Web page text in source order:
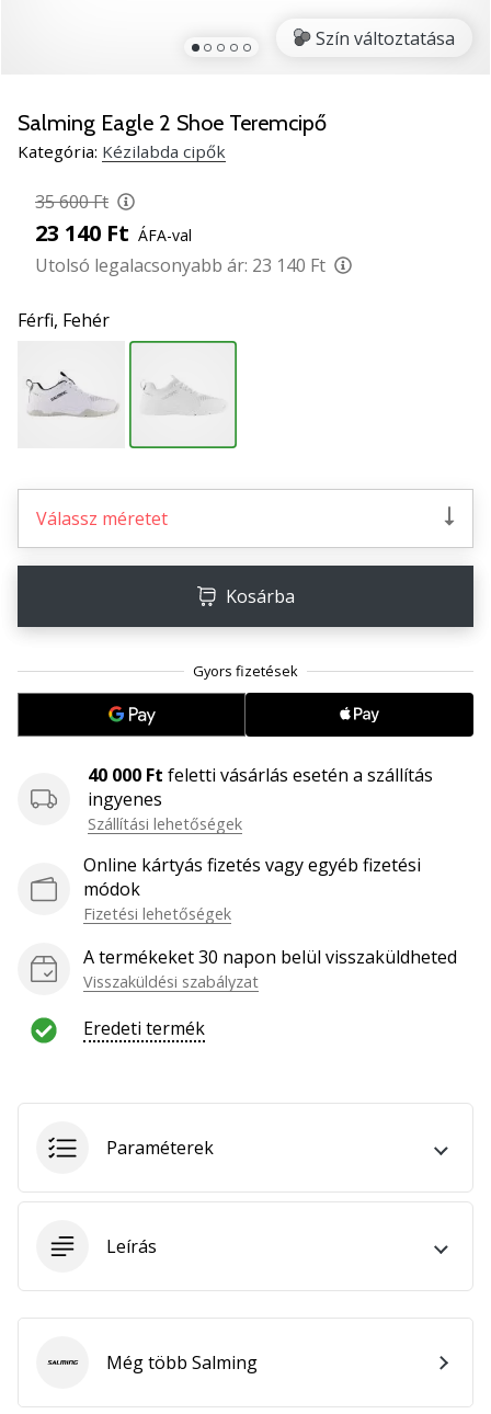
új
PUMA
Accelerate
SQD
kézilabda
Fedezd
fel
technikai
újdonságokat
3 perces olvasási idő
kézilabda
márkánk
nagykövete
Te
vagy,
Csatlakozz
hozzánk
márkanagykövetként.
Minden cikk
megjelenítése
Szín változtatása
Salming Eagle 2 Shoe Teremcipő
Kategória: Kézilabda cipők
35 600 Ft
23 140 Ft ÁFA-val
Utolsó legalacsonyabb ár: 23 140 Ft
Férfi, Fehér
Válassz méretet
Kosárba
40 000 Ft feletti vásárlás esetén a szállítás
ingyenes
Szállítási lehetőségek
Online kártyás fizetés vagy egyéb fizetési
módok
Fizetési lehetőségek
A termékeket 30 napon belül visszaküldheted
Visszaküldési szabályzat
Eredeti termék
Paraméterek
Leírás
SalmingMég több Salming